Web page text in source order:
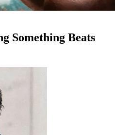
Something Beats